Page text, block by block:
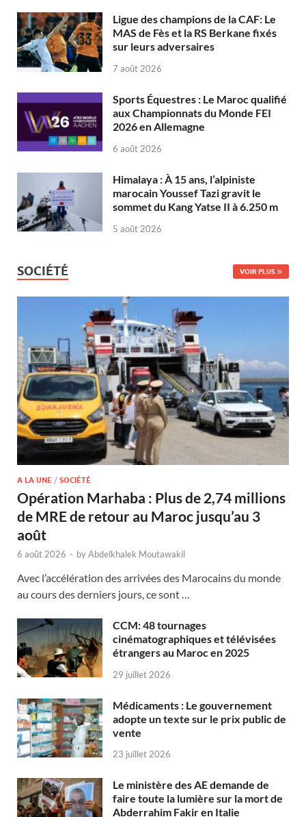
Ligue des champions de la CAF: Le
MAS de Fès et la RS Berkane fixés
sur leurs adversaires
7 août 2026
Sports Équestres : Le Maroc qualifié
aux Championnats du Monde FEI
2026 en Allemagne
6 août 2026
Himalaya : À 15 ans, l’alpiniste
marocain Youssef Tazi gravit le
sommet du Kang Yatse II à 6.250 m
5 août 2026
SOCIÉTÉ VOIR PLUS
A LA UNE / SOCIÉTÉ
Opération Marhaba : Plus de 2,74 millions
de MRE de retour au Maroc jusqu’au 3
août
6 août 2026 - byAbdelkhalek Moutawakil
Avec l’accélération des arrivées des Marocains du monde
au cours des derniers jours, ce sont …
CCM: 48 tournages
cinématographiques et télévisées
étrangers au Maroc en 2025
29 juillet 2026
Médicaments : Le gouvernement
adopte un texte sur le prix public de
vente
23 juillet 2026
Le ministère des AE demande de
faire toute la lumière sur la mort de
Abderrahim Fakir en Italie